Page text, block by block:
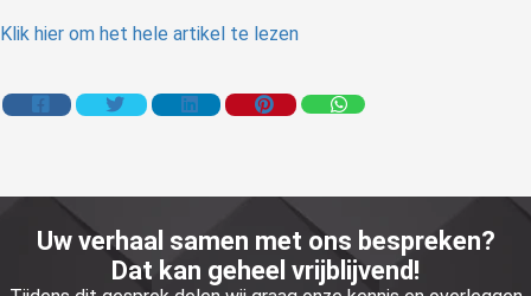
Klik hier om het hele artikel te lezen
Uw verhaal samen met ons bespreken?
Dat kan geheel vrijblijvend!